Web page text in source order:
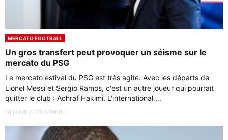
MERCATO FOOTBALL
Un gros transfert peut provoquer un séisme sur le
mercato du PSG
Le mercato estival du PSG est très agité. Avec les départs de
Lionel Messi et Sergio Ramos, c'est un autre joueur qui pourrait
quitter le club : Achraf Hakimi. L'international ...
14 juillet 2023 à 18h00